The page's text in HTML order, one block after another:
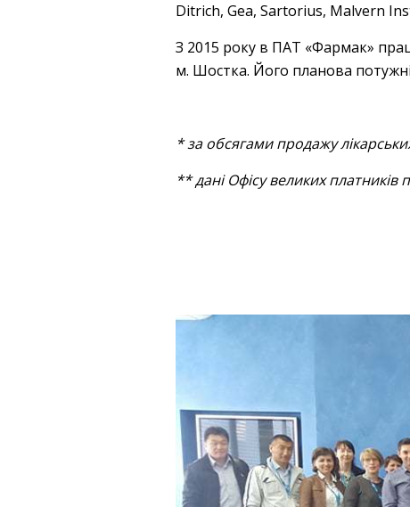
Ditrich, Gea, Sartorius, Malvern
З 2015 року в ПАТ «Фармак»
м. Шостка. Його планова
* за обсягами продажу
** даніОфісу великих платників